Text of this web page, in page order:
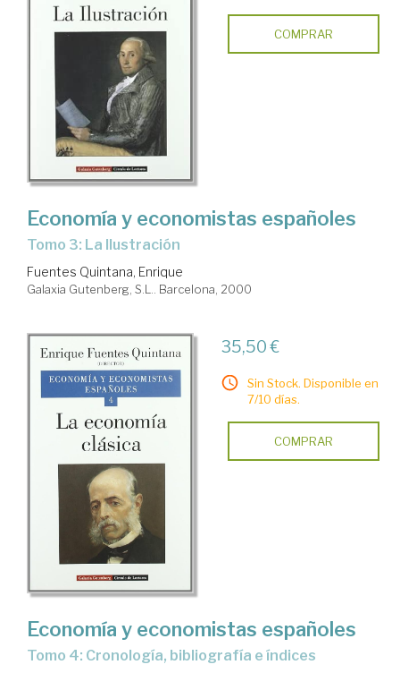
COMPRAR
Economía y economistas españoles
Tomo 3: La Ilustración
Fuentes Quintana, Enrique
Galaxia Gutenberg, S.L.. Barcelona, 2000
35,50 €
Sin Stock. Disponible en
7/10 días.
COMPRAR
Economía y economistas españoles
Tomo 4: Cronología, bibliografía e índices